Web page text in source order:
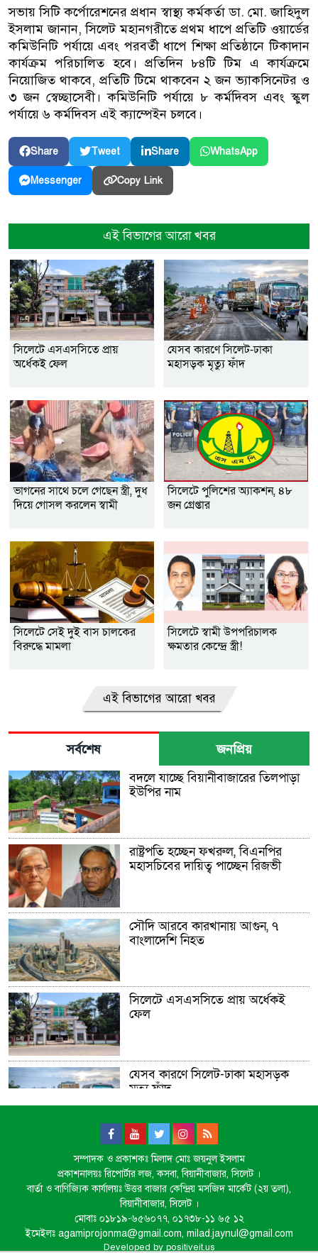
সভায় সিটি কর্পোরেশনের প্রধান স্বাস্থ্য কর্মকর্তা ডা. মো. জাহিদুল
ইসলাম জানান, সিলেট মহানগরীতে প্রথম ধাপে প্রতিটি ওয়ার্ডের
কমিউনিটি পর্যায়ে এবং পরবর্তী ধাপে শিক্ষা প্রতিষ্ঠানে টিকাদান
কার্যক্রম পরিচালিত হবে। প্রতিদিন ৮৪টি টিম এ কার্যক্রমে
নিয়োজিত থাকবে, প্রতিটি টিমে থাকবেন ২ জন ভ্যাকসিনেটর ও
৩ জন স্বেচ্ছাসেবী। কমিউনিটি পর্যায়ে ৮ কর্মদিবস এবং স্কুল
পর্যায়ে ৬ কর্মদিবস এই ক্যাম্পেইন চলবে।
Share Tweet Share WhatsApp
Messenger Copy Link
এই বিভাগের আরো খবর
সিলেটে এসএসসিতে প্রায়
অর্ধেকই ফেল
যেসব কারণে সিলেট-ঢাকা
মহাসড়ক মৃত্যু ফাঁদ
ভাগনের সাথে চলে গেছেন স্ত্রী, দুধ
দিয়ে গোসল করলেন স্বামী
সিলেটে পুলিশের অ্যাকশন, ৪৮
জন গ্রেপ্তার
সিলেটে সেই দুই বাস চালকের
বিরুদ্ধে মামলা
সিলেটে স্বামী উপপরিচালক
ক্ষমতার কেন্দ্রে স্ত্রী!
এই বিভাগের আরো খবর
সর্বশেষ জনপ্রিয়
বদলে যাচ্ছে বিয়ানীবাজারের তিলপাড়া
ইউপির নাম
রাষ্ট্রপতি হচ্ছেন ফখরুল, বিএনপির
মহাসচিবের দায়িত্ব পাচ্ছেন রিজভী
সৌদি আরবে কারখানায় আগুন, ৭
বাংলাদেশি নিহত
সিলেটে এসএসসিতে প্রায় অর্ধেকই
ফেল
যেসব কারণে সিলেট-ঢাকা মহাসড়ক
মৃত্যু ফাঁদ
ইলিয়াস আলী গুম: বিমানবাহিনীর
কর্মকর্তার বিরুদ্ধে গ্রেপ্তারি পরোয়ানা
১০ বছরের জ্বালানি পরিকল্পনা সংসদে
তুলে ধরবে সরকার : প্রধানমন্ত্রী
সম্পাদক ও প্রকাশকঃ মিলাদ মোঃ জয়নুল ইসলাম
প্রকাশনালয়ঃ রিপোর্টার লজ, কসবা, বিয়ানীবাজার, সিলেট ।
বার্তা ও বাণিজ্যিক কার্যালয়ঃ উত্তর বাজার কেন্দ্রিয় মসজিদ মার্কেট (২য় তলা),
বিয়ানীবাজার, সিলেট ।
মোবাঃ ০১৮১৯-৬৫৬০৭৭, ০১৭৩৮-১১ ৬৫ ১২
ইমেইলঃ agamiprojonma@gmail.com, milad.jaynul@gmail.com
Developed by positiveit.us